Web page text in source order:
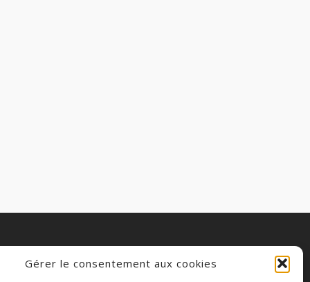
Gérer le consentement aux cookies